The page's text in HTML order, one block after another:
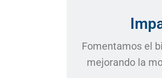
Fomentamos el
mejorando la